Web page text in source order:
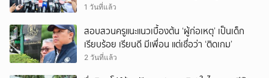
1 วันที่แล้ว
สอบสวนครูแนะแนวเบื้องต้น ‘ผู้ก่อเหตุ’ เป็นเด็ก
เรียบร้อย เรียนดี มีเพื่อน แต่เชื่อว่า ‘ติดเกม’
2 วันที่แล้ว